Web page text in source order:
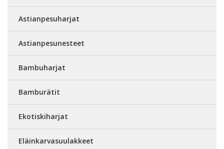
Astianpesuharjat
Astianpesunesteet
Bambuharjat
Bamburätit
Ekotiskiharjat
Eläinkarvasuulakkeet